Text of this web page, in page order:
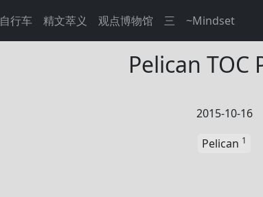
自行车 精文萃义 观点博物馆 三 ~Mindset
Pelican TOC
2015-10-16
Pelican 1